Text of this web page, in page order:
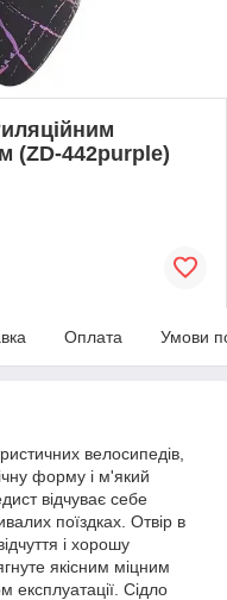
(ZD-442purple)
Оплата Умови
велосипедів,
форму і м'який
відчуває себе
поїздках. Отвір в
і хорошу
якісним міцним
експлуатації. Сідло